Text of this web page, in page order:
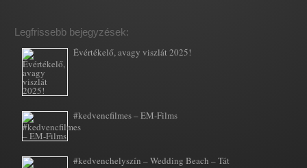
Legfrissebb bejegyzések:
Évértékelő, avagy viszlát 2025!
#kedvencfilmes – EM-Films
#kedvenchelyszín – Wedding Beach – Tát